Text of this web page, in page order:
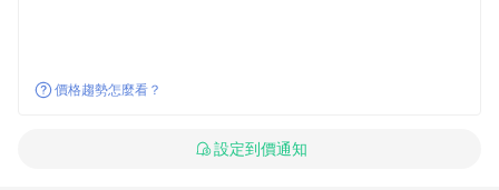
價格趨勢怎麼看？
設定到價通知